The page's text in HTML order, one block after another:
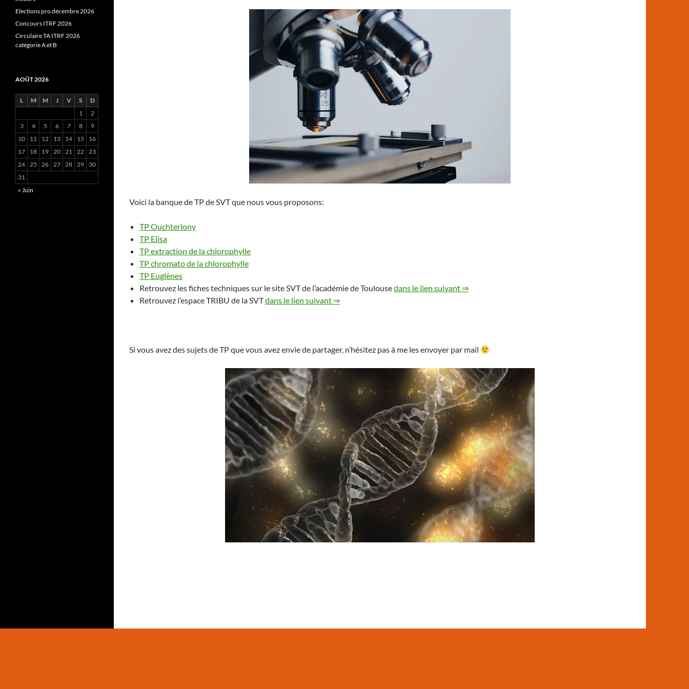
Voici la banque de TP de SVT que nous vous proposons:
TP Ouchterlony
TP Elisa
TP extraction de la chlorophylle
TP chromato de la chlorophylle
TP Euglènes
Retrouvez les fiches techniques sur le site SVT de l’académie de Toulousedans le lien suivant ⇒
Retrouvez l’espace TRIBU de la SVTdans le lien suivant ⇒
Si vous avez des sujets de TP que vous avez envie de partager, n’hésitez pas à me les envoyer par mail
Elections pro décembre 2026
Concours ITRF 2026
Circulaire TA ITRF 2026
catégorie A et B
AOÛT 2026
L M M J V S
D
1
2
3
4 5 6 7 8
9
10
11 12 13 14 15
16
17
18 19 20 21 22 23
24 25 26 27 28 29
30
31
« Juin